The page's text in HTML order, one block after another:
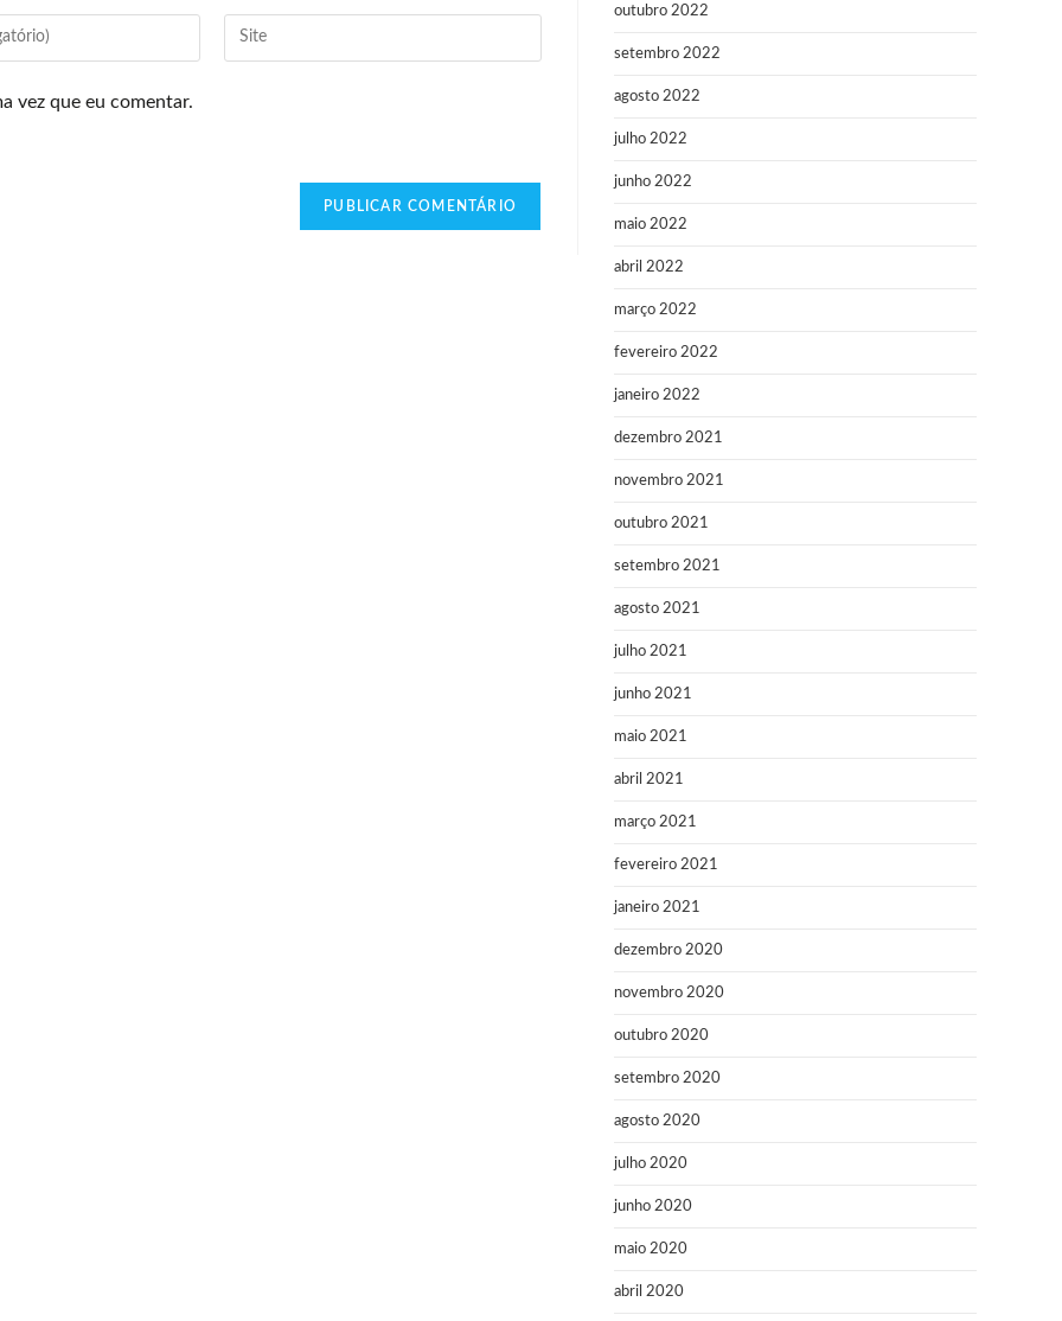
vez que eu comentar.
outubro 2022
setembro 2022
agosto 2022
julho 2022
junho 2022
maio 2022
abril 2022
março 2022
fevereiro 2022
janeiro 2022
dezembro 2021
novembro 2021
outubro 2021
setembro 2021
agosto 2021
julho 2021
junho 2021
maio 2021
abril 2021
março 2021
fevereiro 2021
janeiro 2021
dezembro 2020
novembro 2020
outubro 2020
setembro 2020
agosto 2020
julho 2020
junho 2020
maio 2020
abril 2020